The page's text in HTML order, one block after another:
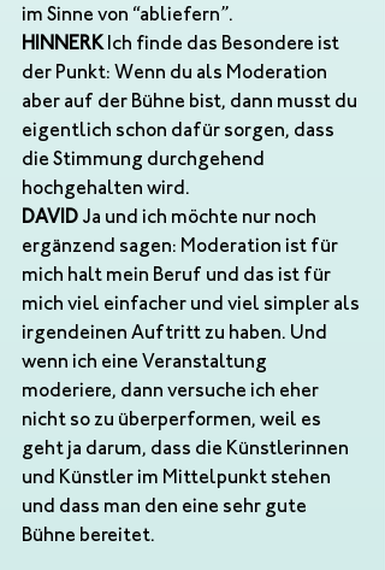
im Sinne von “abliefern”.
HINNERK Ich finde das Besondere ist
der Punkt: Wenn du als Moderation
aber auf der Bühne bist, dann musst du
eigentlich schon dafür sorgen, dass
die Stimmung durchgehend
hochgehalten wird.
DAVID Ja und ich möchte nur noch
ergänzend sagen: Moderation ist für
mich halt mein Beruf und das ist für
mich viel einfacher und viel simpler als
irgendeinen Auftritt zu haben. Und
wenn ich eine Veranstaltung
moderiere, dann versuche ich eher
nicht so zu überperformen, weil es
geht ja darum, dass die Künstlerinnen
und Künstler im Mittelpunkt stehen
und dass man den eine sehr gute
Bühne bereitet.